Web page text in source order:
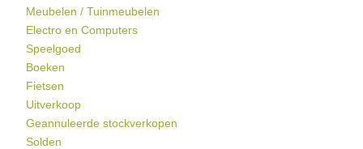
Meubelen / Tuinmeubelen
Electro en Computers
Speelgoed
Boeken
Fietsen
Uitverkoop
Geannuleerde stockverkopen
Solden